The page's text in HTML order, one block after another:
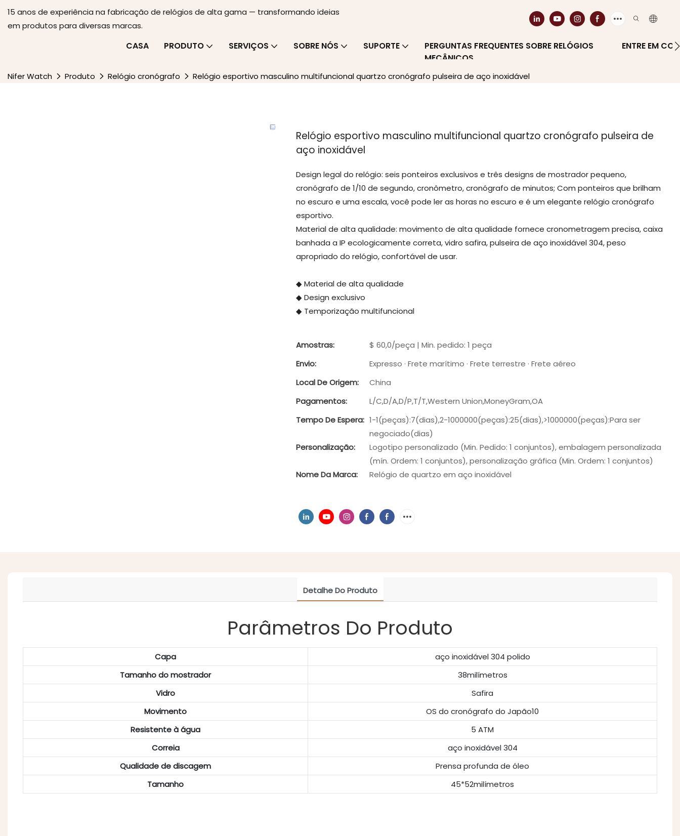
15 anos de experiência na fabricação de relógios de alta gama — transformando ideias
em produtos para diversas marcas.
CASA PRODUTO SERVIÇOS SOBRE NÓS SUPORTE
PERGUNTAS FREQUENTES SOBRE RELÓGIOS
MECÂNICOS
ENTRE EM
Nifer Watch Produto Relógio cronógrafo Relógio esportivo masculino multifuncional quartzo cronógrafo pulseira de aço inoxidável
Relógio esportivo masculino multifuncional quartzo cronógrafo pulseira de
aço inoxidável
Design legal do relógio: seis ponteiros exclusivos e três designs de mostrador pequeno,
cronógrafo de 1/10 de segundo, cronômetro, cronógrafo de minutos; Com ponteiros que brilham
no escuro e uma escala, você pode ler as horas no escuro e é um elegante relógio cronógrafo
esportivo.
Material de alta qualidade: movimento de alta qualidade fornece cronometragem precisa, caixa
banhada a IP ecologicamente correta, vidro safira, pulseira de aço inoxidável 304, peso
apropriado do relógio, confortável de usar.
◆ Material de alta qualidade
◆ Design exclusivo
◆ Temporização multifuncional
Amostras:
$ 60,0/peça | Min. pedido: 1 peça
Envio:
Expresso · Frete marítimo · Frete terrestre · Frete aéreo
Local De Origem:
China
Pagamentos:
L/C,D/A,D/P,T/T,Western Union,MoneyGram,OA
Tempo De Espera: 1-1(peças):7(dias),2-1000000(peças):25(dias),>1000000(peças):Para ser
negociado(dias)
Personalização:
Logotipo personalizado (Min. Pedido: 1 conjuntos), embalagem personalizada
(mín. Ordem: 1 conjuntos), personalização gráfica (Min. Ordem: 1 conjuntos)
Nome Da Marca:
Relógio de quartzo em aço inoxidável
Detalhe Do Produto
Parâmetros Do Produto
Capa
aço inoxidável 304 polido
Tamanho do mostrador
38milímetros
Vidro
Safira
Movimento
OS do cronógrafo do Japão10
Resistente à água
5 ATM
Correia
aço inoxidável 304
Qualidade de discagem
Prensa profunda de óleo
Tamanho
45*52milímetros